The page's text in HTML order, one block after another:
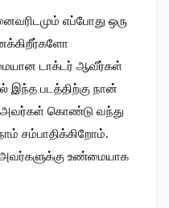
எப்போது ஒரு
டாக்டர் ஆவீர்கள்
படத்திற்கு நான்
அவர்கள் கொண்டு வந்து
சம்பாதிக்கிறோம்.
உண்மையாக